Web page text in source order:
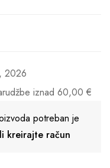
2026
iznad 60,00 €
potreban je
kreirajte račun